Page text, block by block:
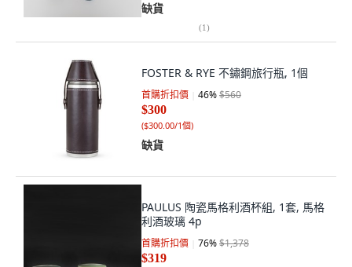
缺貨
(1)
FOSTER & RYE 不鏽鋼旅行瓶, 1個
首購折扣價 46%$560
$300
($300.00/1個)
缺貨
PAULUS 陶瓷馬格利酒杯組, 1套, 馬格
利酒玻璃 4p
首購折扣價 76%$1,378
$319